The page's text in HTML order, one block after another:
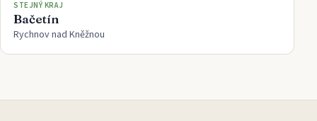
STEJNÝ KRAJ
Bačetín
Rychnov nad Kněžnou